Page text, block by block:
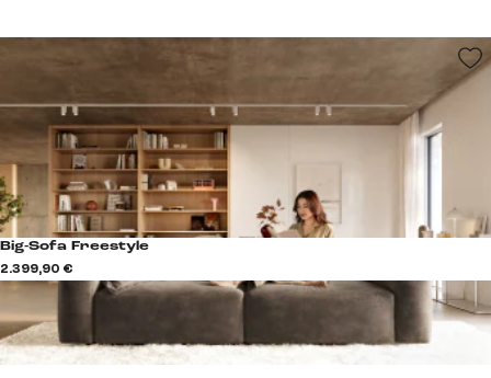
Big-Sofa Freestyle
2.399,90 €